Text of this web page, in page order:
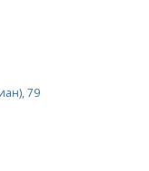
79